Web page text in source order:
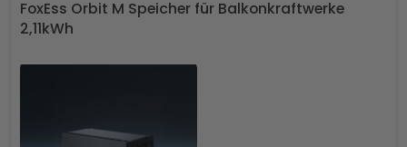
FoxEss Orbit M Speicher für Balkonkraftwerke
2,11kWh